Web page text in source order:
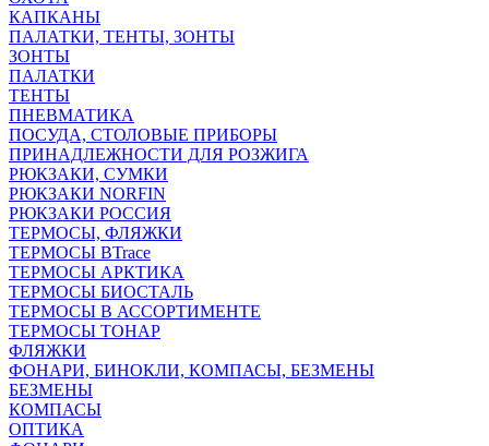
КАПКАНЫ
ПАЛАТКИ, ТЕНТЫ, ЗОНТЫ
ЗОНТЫ
ПАЛАТКИ
ТЕНТЫ
ПНЕВМАТИКА
ПОСУДА, СТОЛОВЫЕ ПРИБОРЫ
ПРИНАДЛЕЖНОСТИ ДЛЯ РОЗЖИГА
РЮКЗАКИ, СУМКИ
РЮКЗАКИ NORFIN
РЮКЗАКИ РОССИЯ
ТЕРМОСЫ, ФЛЯЖКИ
ТЕРМОСЫ BTrace
ТЕРМОСЫ АРКТИКА
ТЕРМОСЫ БИОСТАЛЬ
ТЕРМОСЫ В АССОРТИМЕНТЕ
ТЕРМОСЫ ТОНАР
ФЛЯЖКИ
ФОНАРИ, БИНОКЛИ, КОМПАСЫ, БЕЗМЕНЫ
БЕЗМЕНЫ
КОМПАСЫ
ОПТИКА